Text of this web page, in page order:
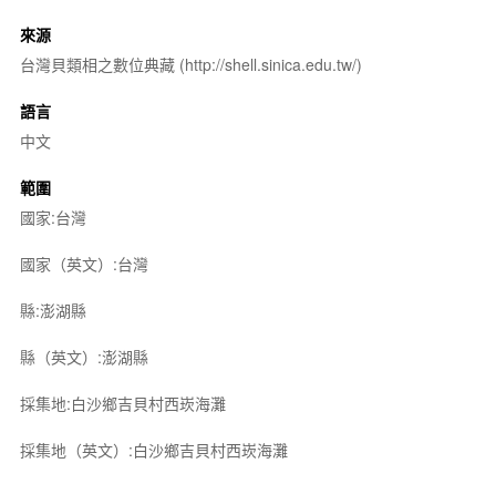
來源
台灣貝類相之數位典藏 (http://shell.sinica.edu.tw/)
語言
中文
範圍
國家:台灣
國家（英文）:台灣
縣:澎湖縣
縣（英文）:澎湖縣
採集地:白沙鄉吉貝村西崁海灘
採集地（英文）:白沙鄉吉貝村西崁海灘